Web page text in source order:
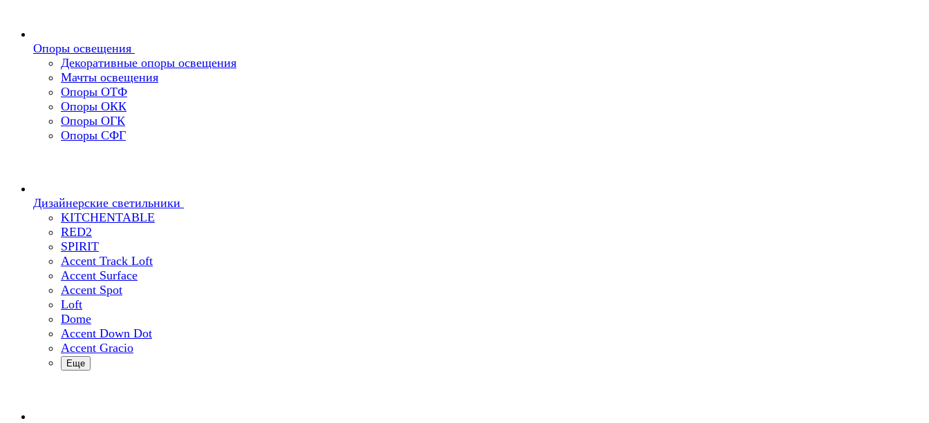
Опоры освещения
Декоративные опоры освещения
Мачты освещения
Опоры ОТФ
Опоры ОКК
Опоры ОГК
Опоры СФГ
Дизайнерские светильники
KITCHENTABLE
RED2
SPIRIT
Accent Track Loft
Accent Surface
Accent Spot
Loft
Dome
Accent Down Dot
Accent Gracio
Еще